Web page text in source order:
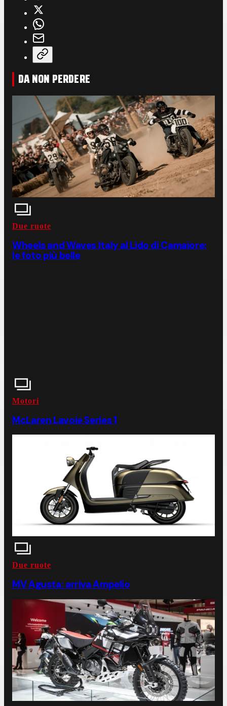
DA NON PERDERE
Due ruote
Wheels and Waves Italy al Lido di Camaiore:
le foto più belle
Motori
McLaren Lavoie Series 1
Due ruote
MV Agusta: arriva Ampelio